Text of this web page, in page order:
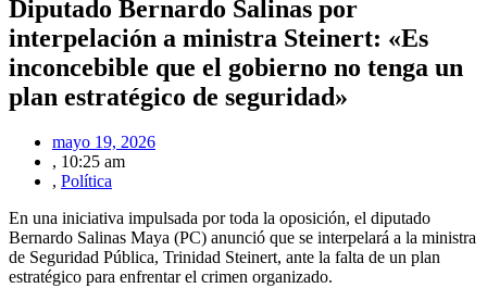
Diputado Bernardo Salinas por
interpelación a ministra Steinert: «Es
inconcebible que el gobierno no tenga un
plan estratégico de seguridad»
mayo 19, 2026
, 10:25 am
, Política
En una iniciativa impulsada por toda la oposición, el diputado
Bernardo Salinas Maya (PC) anunció que se interpelará a la ministra
de Seguridad Pública, Trinidad Steinert, ante la falta de un plan
estratégico para enfrentar el crimen organizado.